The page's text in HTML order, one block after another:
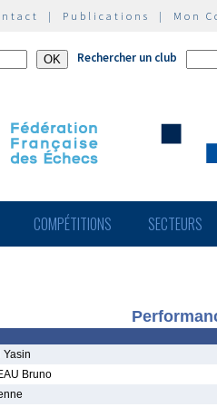
| Publications | Mon
Rechercher un club
COMPÉTITIONS SECTEURS
Yasin
Bruno